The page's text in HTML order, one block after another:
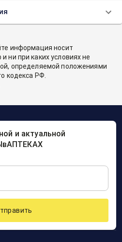
информация носит
ни при каких условиях не
определяемой положениями
кодекса РФ.
и актуальной